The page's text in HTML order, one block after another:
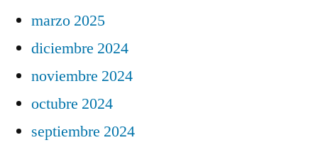
marzo 2025
diciembre 2024
noviembre 2024
octubre 2024
septiembre 2024